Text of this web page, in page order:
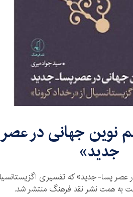
نوین جهانی در
جدید»
عصر پسا-جدید» که تفسیری
به همت نشر نقد فرهنگ منتشر شد.